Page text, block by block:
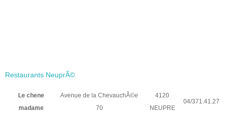
Restaurants NeuprÃ©
Le chene
madame
Avenue de la ChevauchÃ©e
70
4120
NEUPRE
04/371.41.27